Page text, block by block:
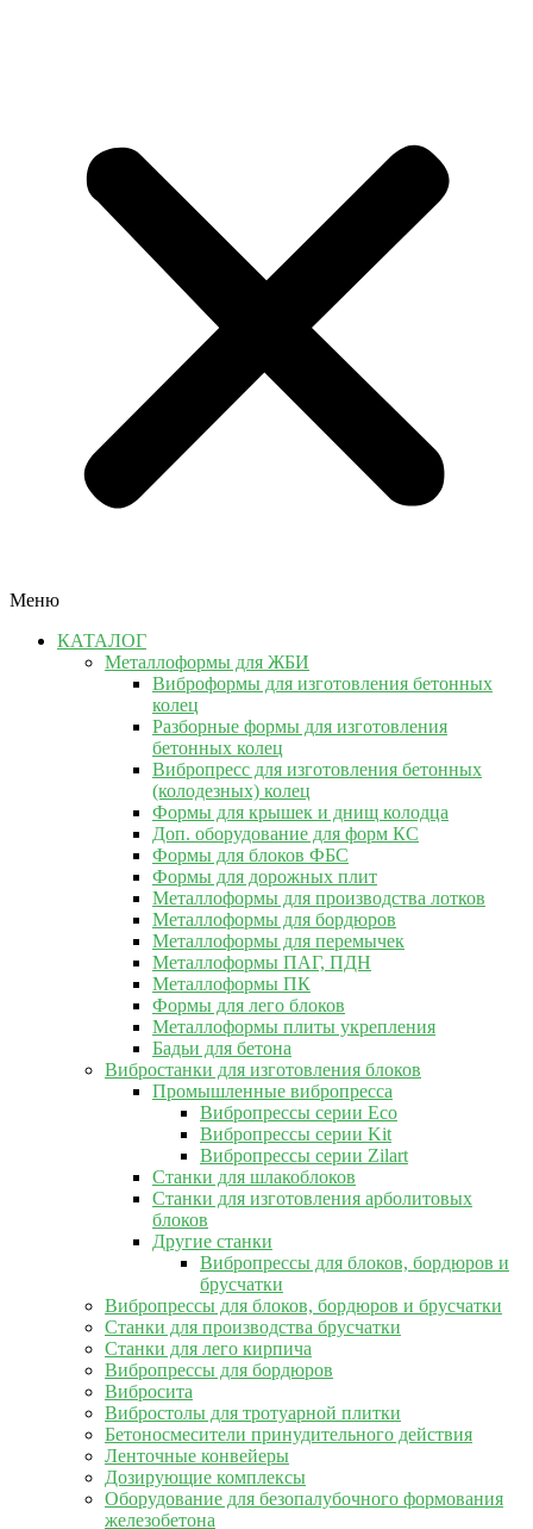
Меню
КАТАЛОГ
Металлоформы для ЖБИ
Виброформы для изготовления бетонных
колец
Разборные формы для изготовления
бетонных колец
Вибропресс для изготовления бетонных
(колодезных) колец
Формы для крышек и днищ колодца
Доп. оборудование для форм КС
Формы для блоков ФБС
Формы для дорожных плит
Металлоформы для производства лотков
Металлоформы для бордюров
Металлоформы для перемычек
Металлоформы ПАГ, ПДН
Металлоформы ПК
Формы для лего блоков
Металлоформы плиты укрепления
Бадьи для бетона
Вибростанки для изготовления блоков
Промышленные вибропресса
Вибропрессы серии Eco
Вибропрессы серии Kit
Вибропрессы серии Zilart
Станки для шлакоблоков
Станки для изготовления арболитовых
блоков
Другие станки
Вибропрессы для блоков, бордюров и
брусчатки
Вибропрессы для блоков, бордюров и брусчатки
Станки для производства брусчатки
Станки для лего кирпича
Вибропрессы для бордюров
Вибросита
Вибростолы для тротуарной плитки
Бетоносмесители принудительного действия
Ленточные конвейеры
Дозирующие комплексы
Оборудование для безопалубочного формования
железобетона